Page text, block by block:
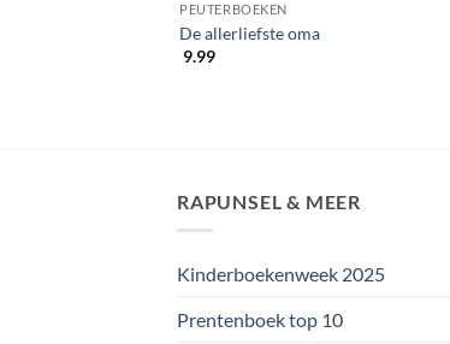
PEUTERBOEKEN
De allerliefste oma
9.99
RAPUNSEL & MEER
Kinderboekenweek 2025
Prentenboek top 10